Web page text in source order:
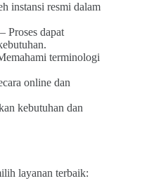
instansi resmi dalam
– Proses dapat
terminologi
online dan
kebutuhan dan
layanan terbaik: